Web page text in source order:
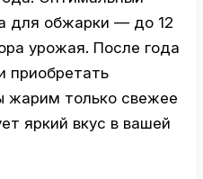
для обжарки — до 12
урожая. После года
приобретать
жарим только свежее
яркий вкус в вашей